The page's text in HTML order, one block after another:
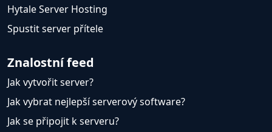
Hytale Server Hosting
Spustit server přítele
Znalostní feed
Jak vytvořit server?
Jak vybrat nejlepší serverový software?
Jak se připojit k serveru?